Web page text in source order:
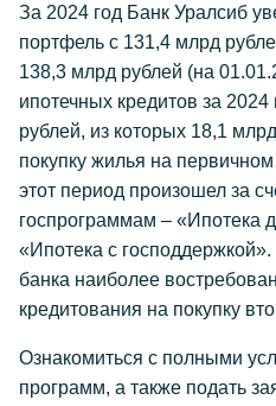
За 2024 год Банк Уралсиб
портфель с 131,4 млрд
138,3 млрд рублей (на
ипотечных кредитов за
рублей, из которых 18,1
покупку жилья на
этот период произошел за
госпрограммам – «Ипотека
«Ипотека с
банка наиболее
кредитования на покупку
Ознакомиться с полными
программ, а также подать